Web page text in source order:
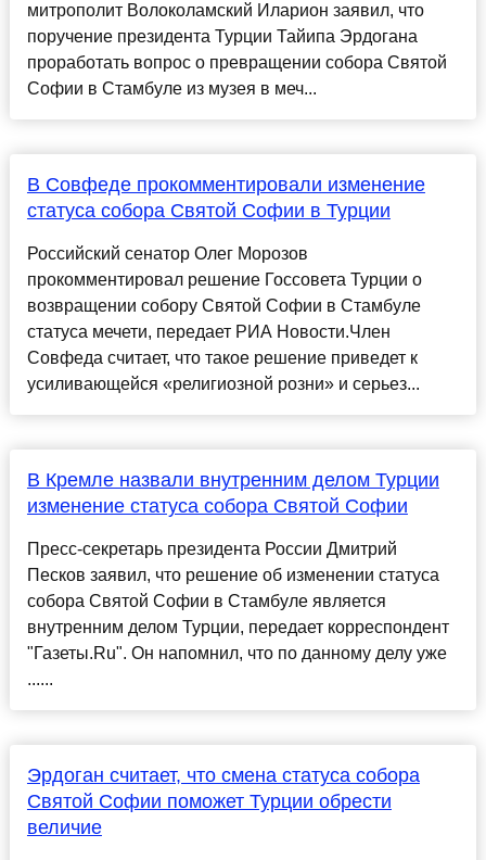
митрополит Волоколамский Иларион заявил, что
поручение президента Турции Тайипа Эрдогана
проработать вопрос о превращении собора Святой
Софии в Стамбуле из музея в меч...
В Совфеде прокомментировали изменение
статуса собора Святой Софии в Турции
Российский сенатор Олег Морозов
прокомментировал решение Госсовета Турции о
возвращении собору Святой Софии в Стамбуле
статуса мечети, передает РИА Новости.Член
Совфеда считает, что такое решение приведет к
усиливающейся «религиозной розни» и серьез...
В Кремле назвали внутренним делом Турции
изменение статуса собора Святой Софии
Пресс-секретарь президента России Дмитрий
Песков заявил, что решение об изменении статуса
собора Святой Софии в Стамбуле является
внутренним делом Турции, передает корреспондент
"Газеты.Ru". Он напомнил, что по данному делу уже
......
Эрдоган считает, что смена статуса собора
Святой Софии поможет Турции обрести
величие